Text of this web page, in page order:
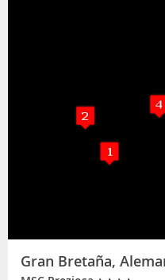
Gran Bretaña,